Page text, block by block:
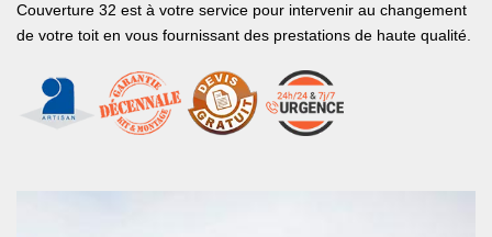
Couverture 32 est à votre service pour intervenir au changement
de votre toit en vous fournissant des prestations de haute qualité.